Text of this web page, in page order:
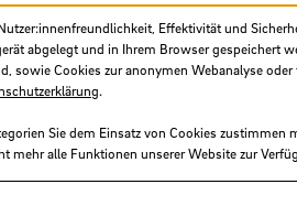
Effektivität und
abgelegt und in Ihrem Browser gespeichert
sowie Cookies zur anonymen Webanalyse
.
Sie dem Einsatz von Cookies
mehr alle Funktionen unserer Website zur